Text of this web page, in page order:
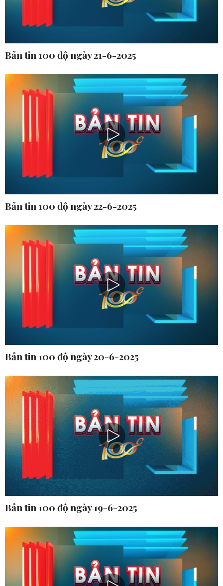
Bản tin 100 độ ngày 21-6-2025
Bản tin 100 độ ngày 22-6-2025
Bản tin 100 độ ngày 20-6-2025
Bản tin 100 độ ngày 19-6-2025